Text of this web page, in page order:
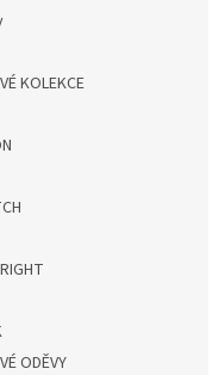
KOLEKCE
ODĚVY